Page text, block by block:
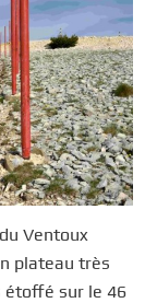
Ventoux
plateau très
étoffé sur le 46